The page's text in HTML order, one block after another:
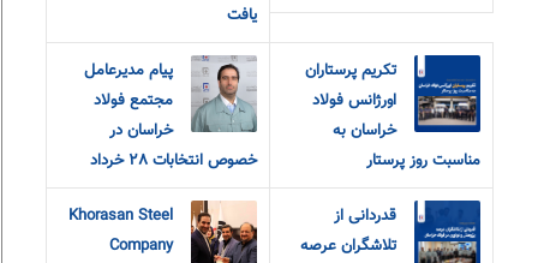
یافت
تکریم پرستاران
اورژانس فولاد
خراسان به
مناسبت روز پرستار
پیام مدیرعامل
مجتمع فولاد
خراسان در
خصوص انتخابات ٢٨ خرداد
قدردانی از
تلاشگران عرصه
Khorasan Steel
Company